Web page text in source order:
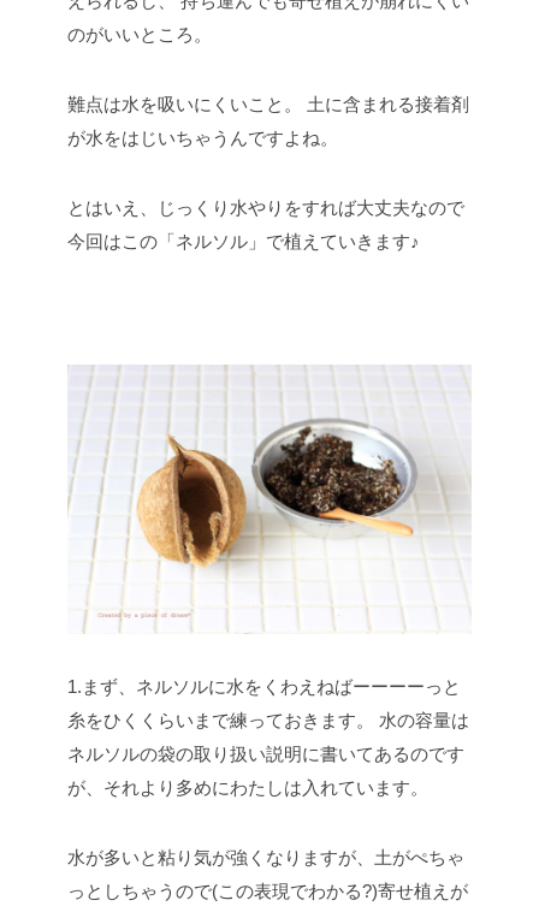
のがいいところ。
難点は水を吸いにくいこと。
土に含まれる接着剤
が水をはじいちゃうんですよね。
とはいえ、じっくり水やりをすれば大丈夫なので
今回はこの「ネルソル」で植えていきます♪
1.まず、ネルソルに水をくわえねばーーーーっと
糸をひくくらいまで練っておきます。
水の容量は
ネルソルの袋の取り扱い説明に書いてあるのです
が、それより多めにわたしは入れています。
水が多いと粘り気が強くなりますが、土がぺちゃ
っとしちゃうので(この表現でわかる?)寄せ植えが